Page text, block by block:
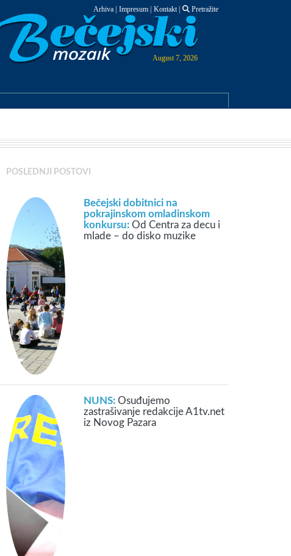
Arhiva Impresum Kontakt| Pretražite
August 7, 2026
POSLEDNJI POSTOVI
Bečejski dobitnici na
pokrajinskom omladinskom
konkursu: Od Centra za decu i
mlade – do disko muzike
NUNS: Osuđujemo
zastrašivanje redakcije A1tv.net
iz Novog Pazara